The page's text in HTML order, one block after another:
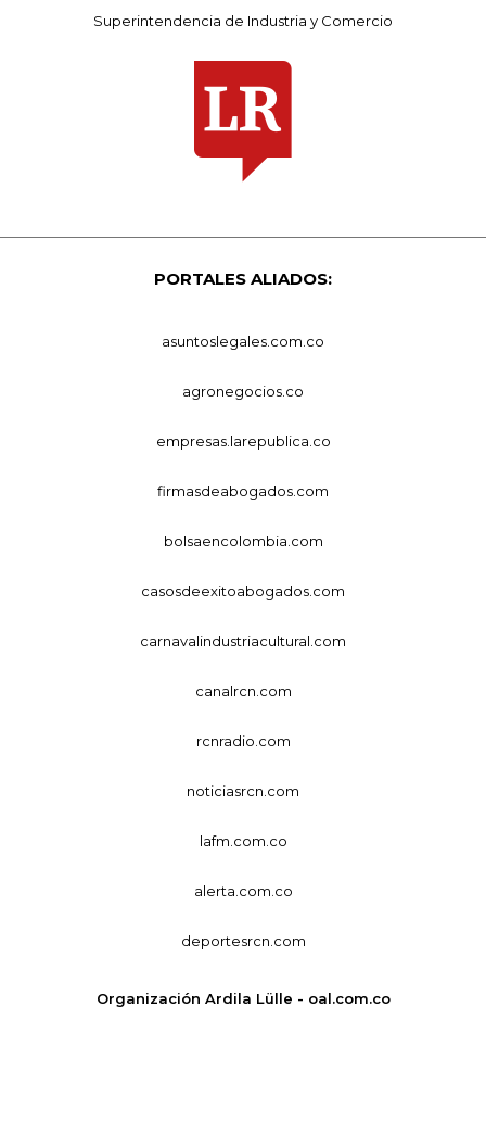
Superintendencia de Industria y Comercio
PORTALES ALIADOS:
asuntoslegales.com.co
agronegocios.co
empresas.larepublica.co
firmasdeabogados.com
bolsaencolombia.com
casosdeexitoabogados.com
carnavalindustriacultural.com
canalrcn.com
rcnradio.com
noticiasrcn.com
lafm.com.co
alerta.com.co
deportesrcn.com
Organización Ardila Lülle - oal.com.co